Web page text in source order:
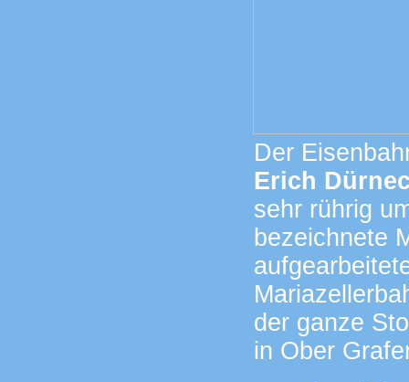
Der
Erich
sehr rührig
bezeichnete
der ganze
in Ober